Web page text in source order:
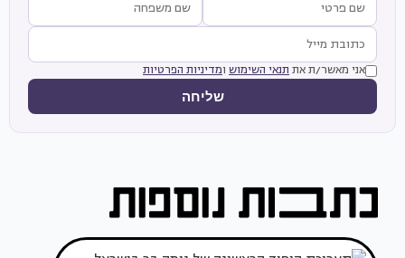
אני מאשר/ת את תנאי השימוש ומדיניות הפרטיות
שליחה